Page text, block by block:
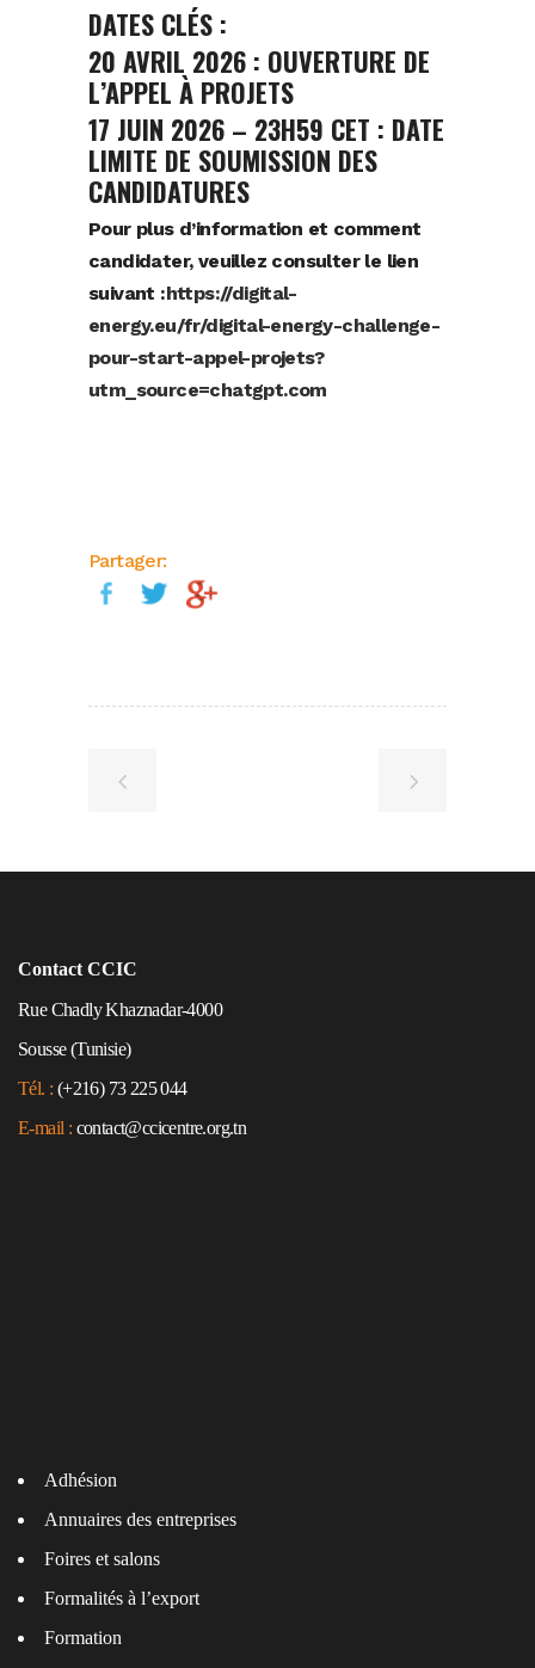
DATES CLÉS :
20 AVRIL 2026 : OUVERTURE DE
L’APPEL À PROJETS
17 JUIN 2026 – 23H59 CET : DATE
LIMITE DE SOUMISSION DES
CANDIDATURES
Pour plus d’information et comment
candidater, veuillez consulter le lien
suivant :https://digital-
energy.eu/fr/digital-energy-challenge-
pour-start-appel-projets?
utm_source=chatgpt.com
Partager:
Contact CCIC
Rue Chadly Khaznadar-4000
Sousse (Tunisie)
Tél. : (+216) 73 225 044
E-mail : contact@ccicentre.org.tn
Adhésion
Annuaires des entreprises
Foires et salons
Formalités à l’export
Formation